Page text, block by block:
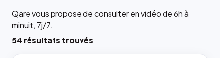
Qare vous propose de consulter en vidéo de 6h à
minuit, 7j/7.
54 résultats trouvés